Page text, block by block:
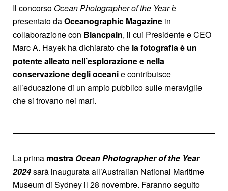
Il concorsoOcean Photographer of the Yearè
presentato daOceanographic Magazine in
collaborazione con Blancpain, il cui Presidente e CEO
Marc A. Hayek ha dichiarato che la fotografia è un
potente alleato nell’esplorazione e nella
conservazione degli oceanie contribuisce
all’educazione di un ampio pubblico sulle meraviglie
che si trovano nei mari.
La prima mostra Ocean Photographer of the Year
2024sarà inaugurata all’Australian National Maritime
Museum di Sydney il 28 novembre. Faranno seguito